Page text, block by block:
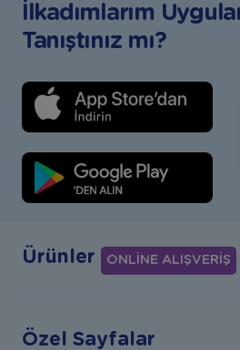
İlkadımlarım
Tanıştınız mı?
Ürünler ONLİNE ALIŞVERİŞ
Özel Sayfalar